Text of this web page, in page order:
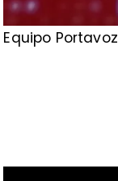
Equipo Portavoz